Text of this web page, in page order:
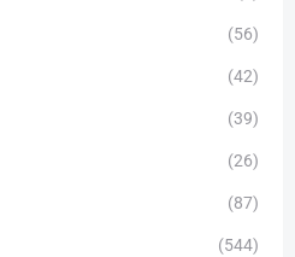
(56)
(42)
(39)
(26)
(87)
(544)